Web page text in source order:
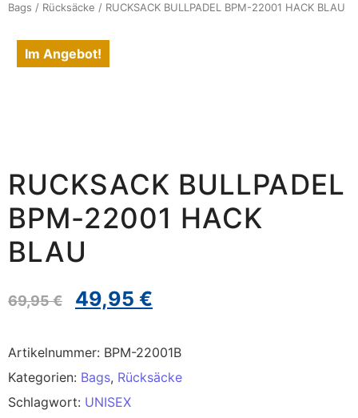
Bags / Rücksäcke / RUCKSACK BULLPADEL BPM-22001 HACK BLAU
Im Angebot!
RUCKSACK BULLPADEL
BPM-22001 HACK
BLAU
69,95€ 49,95 €
Artikelnummer: BPM-22001B
Kategorien: Bags, Rücksäcke
Schlagwort: UNISEX